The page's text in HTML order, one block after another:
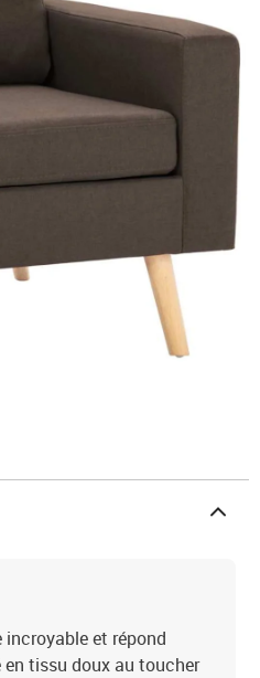
incroyable et répond
tissu doux au toucher